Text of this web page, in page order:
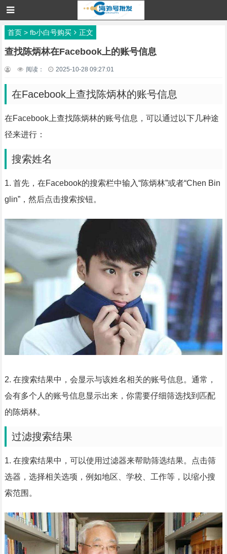
首页> fb小白号购买 正文
查找陈炳林在Facebook上的账号信息
阅读： 2025-10-28 09:27:01
在Facebook上查找陈炳林的账号信息
在Facebook上查找陈炳林的账号信息，可以通过以下几种途
径来进行：
搜索姓名
1. 首先，在Facebook的搜索栏中输入“陈炳林”或者“Chen Bin
glin”，然后点击搜索按钮。
2. 在搜索结果中，会显示与该姓名相关的账号信息。通常，
会有多个人的账号信息显示出来，你需要仔细筛选找到匹配
的陈炳林。
过滤搜索结果
1. 在搜索结果中，可以使用过滤器来帮助筛选结果。点击筛
选器，选择相关选项，例如地区、学校、工作等，以缩小搜
索范围。